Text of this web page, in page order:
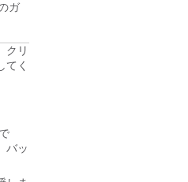
ガ
クリ
てく
バッ